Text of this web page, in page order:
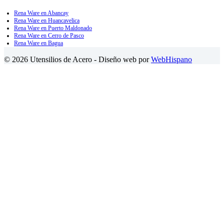
Rena Ware en Abancay
Rena Ware en Huancavelica
Rena Ware en Puerto Maldonado
Rena Ware en Cerro de Pasco
Rena Ware en Bagua
© 2026 Utensilios de Acero - Diseño web porWebHispano